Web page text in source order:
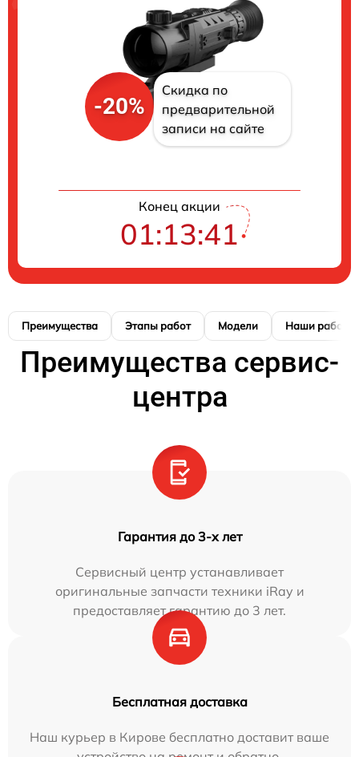
-20%
Скидка по
предварительной
записи на сайте
Конец акции
01:13:40
Преимущества Этапы работ Модели Наши работы
Преимущества сервис-
центра
Гарантия до 3-х лет
Сервисный центр устанавливает
оригинальные запчасти техники iRay и
предоставляет гарантию до 3 лет.
Бесплатная доставка
Наш курьер в Кирове бесплатно доставит ваше